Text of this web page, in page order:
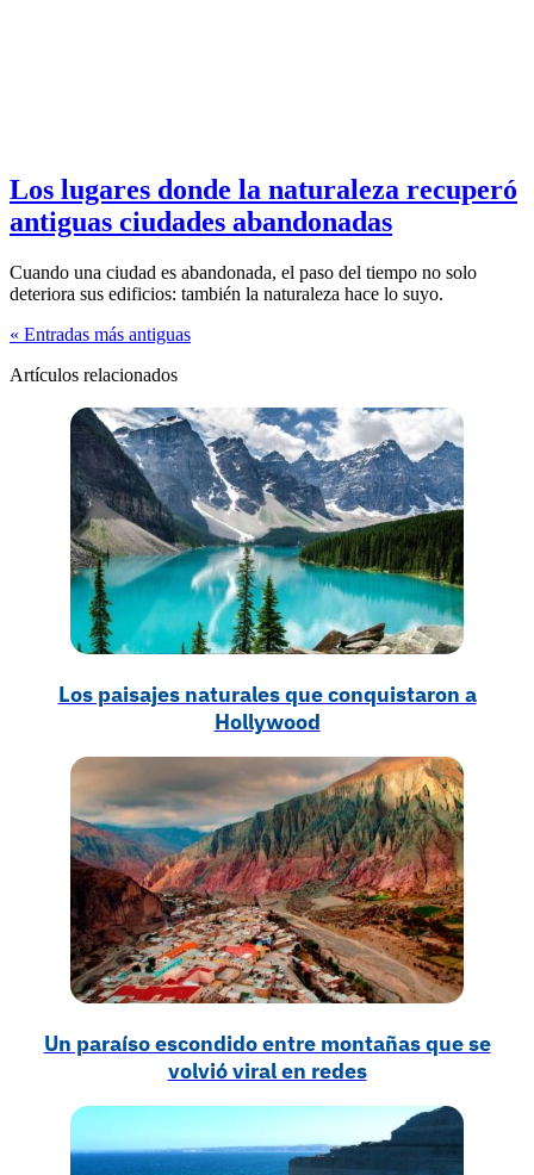
Los lugares donde la naturaleza recuperó
antiguas ciudades abandonadas
Cuando una ciudad es abandonada, el paso del tiempo no solo
deteriora sus edificios: también la naturaleza hace lo suyo.
« Entradas más antiguas
Artículos relacionados
Los paisajes naturales que conquistaron a
Hollywood
Un paraíso escondido entre montañas que se
volvió viral en redes